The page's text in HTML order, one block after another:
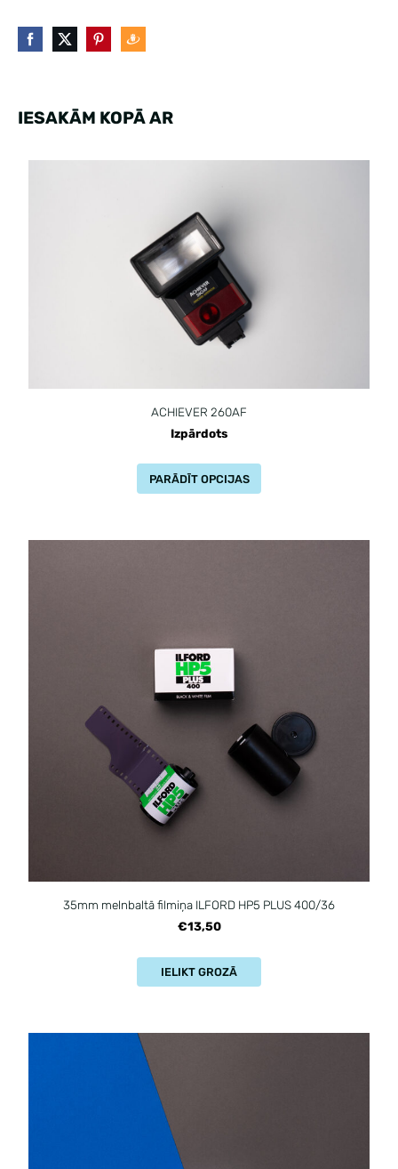
IESAKĀM KOPĀ AR
ACHIEVER 260AF
Izpārdots
PARĀDĪT OPCIJAS
35mm melnbaltā filmiņa ILFORD HP5 PLUS 400/36
€13,50
IELIKT GROZĀ